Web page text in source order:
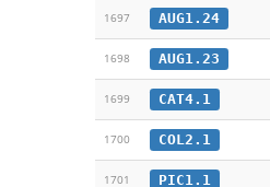
1697 AUG1.24
1698 AUG1.23
1699 CAT4.1
1700 COL2.1
1701 PIC1.1